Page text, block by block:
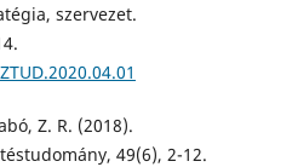
szervezet.
Z. R. (2018).
49(6), 2-12.